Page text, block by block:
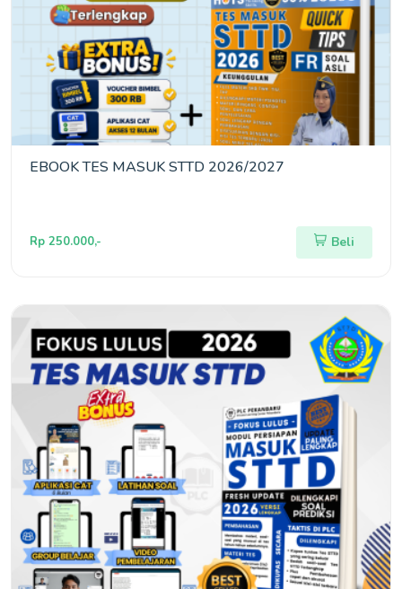
EBOOK TES MASUK STTD 2026/2027
Rp 250.000,- Beli